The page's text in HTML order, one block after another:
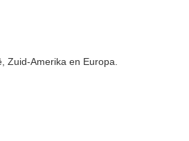
Zuid-Amerika en Europa.